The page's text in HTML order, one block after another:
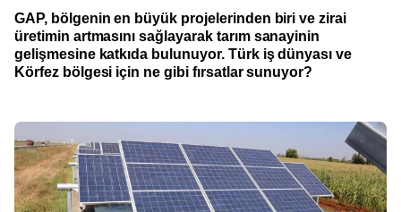
GAP, bölgenin en büyük projelerinden biri ve zirai
üretimin artmasını sağlayarak tarım sanayinin
gelişmesine katkıda bulunuyor. Türk iş dünyası ve
Körfez bölgesi için ne gibi fırsatlar sunuyor?